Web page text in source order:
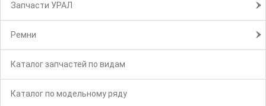
Запчасти УРАЛ
Ремни
Каталог запчастей по видам
Каталог по модельному ряду